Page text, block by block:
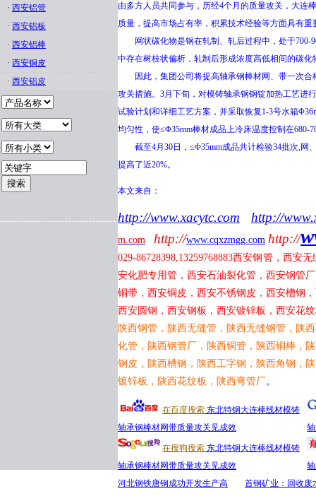
· 西安铝管
· 西安铝板
· 西安铝棒
· 西安铜皮
· 西安铝皮
由多方人员共同参与，历经4个月的质量攻关，大连
质量，提高市场占有率，积累技术经验等方面具有重
网状碳化物是钢在轧制、轧后过程中，处于700-
中存在树枝状偏析，轧制后形成浓度高低相间的碳
因此，集团公司将提高轴承钢棒材网、带一次合
攻关措施。3月下旬，对模铸轴承钢钢锭加热工艺进
试验计划和详细工艺方案，并采取恢复1-3号水箱
均匀性，使≤Φ35mm棒材成品上冷床温度控制在
截至4月30日，≤Φ35mm成品共计检验34批次,网、
提高了近20%。
本文来自：
http://www.xacytc.com http://
m.com http://www.cqxzmgg.com http://
029-86728398,13259768883西安钢管，西安无
安化肥专用管，西安石油裂化管，西安钢管
铜带，西安铜皮，西安不锈钢皮，西安槽钢
西安圆钢，西安钢板，西安镀锌板，西安花
陕西钢管，陕西无缝管，陕西无缝钢管，陕
化管，陕西钢管厂，陕西铜管，陕西铜棒，
钢皮，陕西槽钢，陕西工字钢，陕西角钢，
镀锌板，陕西花纹板，陕西弯管厂。
在百度搜索 东北特钢大连棒线材模铸
轴承钢棒材网带质量攻关见成效
在搜狗搜索 东北特钢大连棒线材模铸
轴承钢棒材网带质量攻关见成效
河北钢铁唐钢成功开发生产高
首钢矿业：回收废